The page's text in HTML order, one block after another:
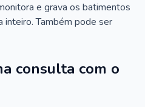
e grava os batimentos
inteiro. Também pode ser
consulta com o